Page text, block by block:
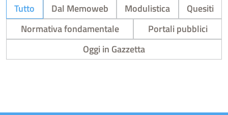
Tutto Dal Memoweb Modulistica
Quesiti
Normativa fondamentale
Portali pubblici
Oggi in Gazzetta